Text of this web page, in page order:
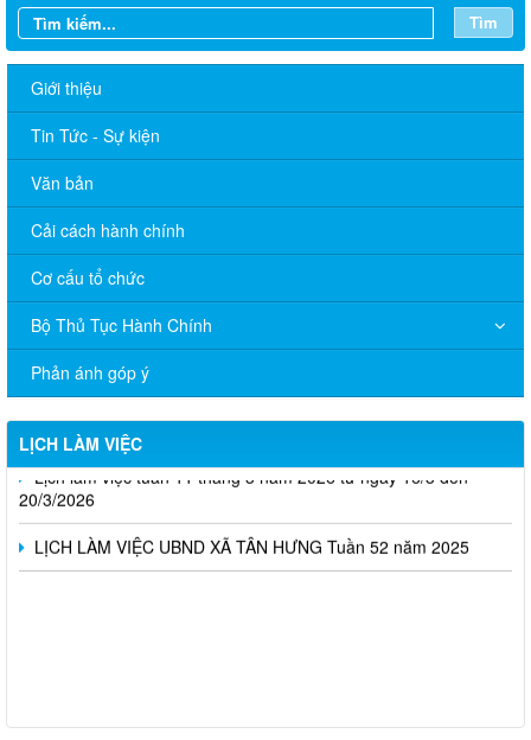
Tìm
Giới thiệu
Tin Tức - Sự kiện
Văn bản
Cải cách hành chính
Cơ cấu tổ chức
Bộ Thủ Tục Hành Chính
Phản ánh góp ý
LỊCH LÀM VIỆC
Lịch làm việc UBND xã Tân Hưng, tuần 15 năm 2026
LỊCH LÀM VIỆC UBND XÃ TÂN HƯNG Tuần 14 (từ ngày 6/4
đến ngày 10/4/2026)
Lịch làm việc tuần 11 tháng 3 năm 2026 từ ngày 16/3 đến
20/3/2026
LỊCH LÀM VIỆC UBND XÃ TÂN HƯNG Tuần 52 năm 2025